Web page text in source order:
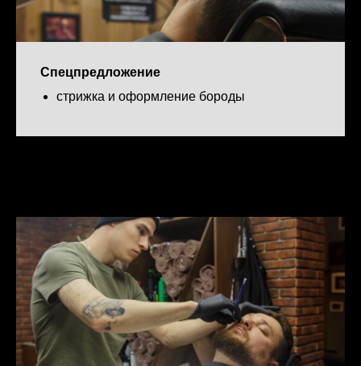
Спецпредложение
стрижка и оформление бороды